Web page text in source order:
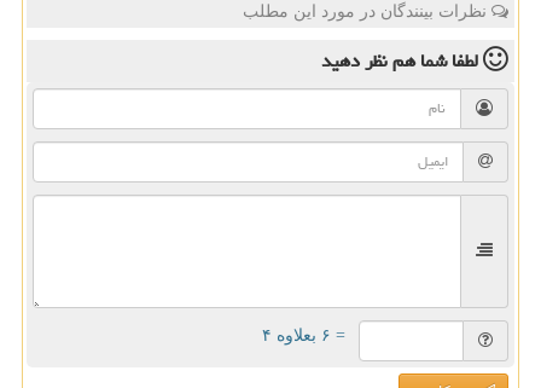
نظرات بینندگان در مورد این مطلب
لطفا شما همنظر دهید
= ۶ بعلاوه ۴